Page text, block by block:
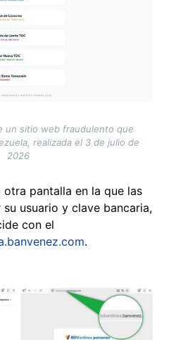
un sitio web fraudulento que
realizada el 3 de julio de
2026
pantalla en la que las
usuario y clave bancaria,
con el
.